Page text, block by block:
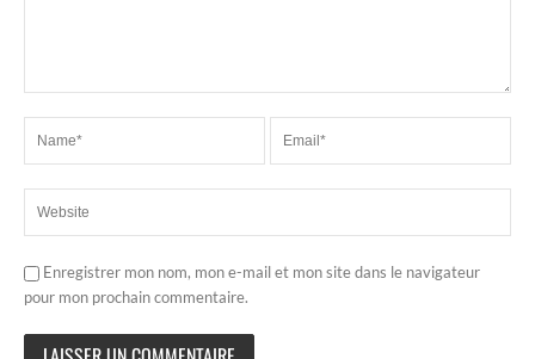
Enregistrer mon nom, mon e-mail et mon site dans le navigateur
pour mon prochain commentaire.